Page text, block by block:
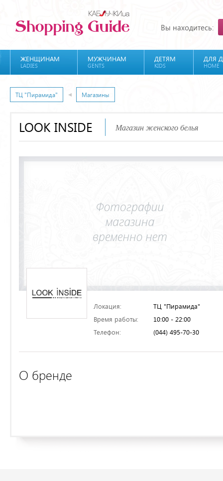
Вы находитесь:
ЖЕНЩИНАМ
LADIES
МУЖЧИНАМ
GENTS
ДЕТЯМ
KIDS
ДЛЯ
HOME
ТЦ "Пирамида" Магазины
LOOK INSIDE Магазин женского белья
Локация:
ТЦ "Пирамида"
Время работы:
10:00 - 22:00
Телефон:
(044) 495-70-30
О бренде